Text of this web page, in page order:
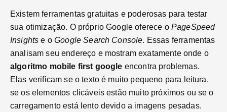
Existem ferramentas gratuitas e poderosas para testar
sua otimização. O próprio Google oferece o PageSpeed
Insights e oGoogle Search Console. Essas ferramentas
analisam seu endereço e mostram exatamente onde o
algoritmo mobile first google encontra problemas.
Elas verificam se o texto é muito pequeno para leitura,
se os elementos clicáveis estão muito próximos ou se o
carregamento está lento devido a imagens pesadas.